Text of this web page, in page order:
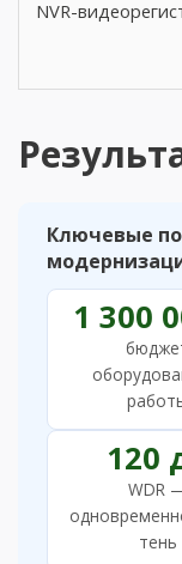
NVR-
Ключевые
1 300
120
WDR
тень